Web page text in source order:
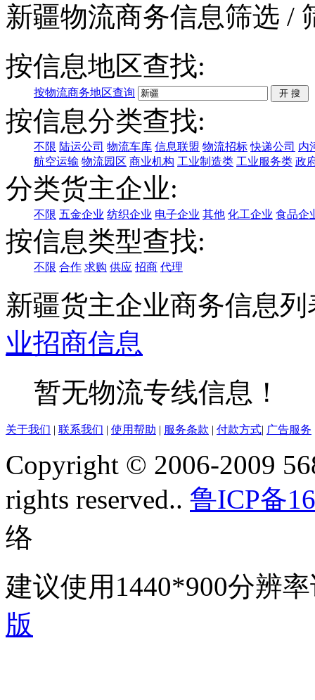
新疆物流商务信息筛选 /
按信息地区查找:
按物流商务地区查询
按信息分类查找:
不限 陆运公司 物流车库 信息联盟 物流招标 快递公司 内
航空运输 物流园区 商业机构 工业制造类 工业服务类 政
分类货主企业:
不限 五金企业 纺织企业 电子企业 其他 化工企业 食品企
按信息类型查找:
不限 合作 求购 供应 招商 代理
新疆货主企业商务信息列
业招商信息
暂无物流专线信息！
关于我们 | 联系我们 | 使用帮助 | 服务条款 | 付款方式| 广告服务
Copyright © 2006-2009
rights reserved.. 鲁ICP备
络
建议使用1440*900分辨
版